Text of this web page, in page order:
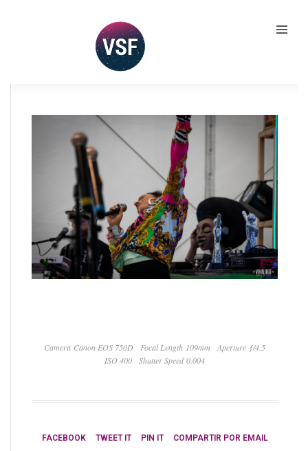
Camera Canon EOS 750D Focal Length 109mm
Aperture ƒ/4.5
ISO 400
Shutter Speed 0.004
FACEBOOK TWEET IT PIN IT COMPARTIR POR EMAIL